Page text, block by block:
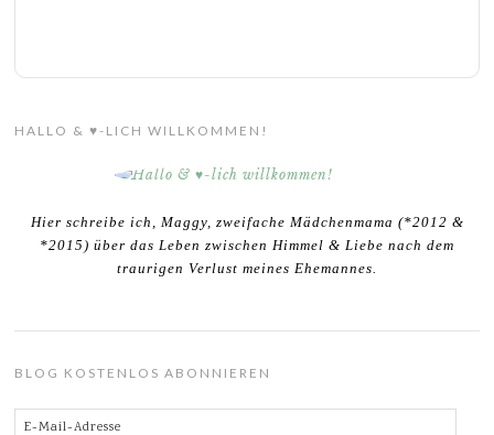
HALLO & ♥-LICH WILLKOMMEN!
Hier schreibe ich, Maggy, zweifache Mädchenmama (*2012 &
*2015) über das Leben zwischen Himmel & Liebe nach dem
traurigen Verlust meines Ehemannes.
BLOG KOSTENLOS ABONNIEREN
E-